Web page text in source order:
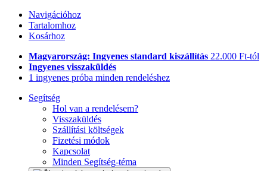
Navigációhoz
Tartalomhoz
Kosárhoz
Magyarország: Ingyenes standard kiszállítás 22.000 Ft-tól
Ingyenes visszaküldés
1 ingyenes próba minden rendeléshez
Segítség
Hol van a rendelésem?
Visszaküldés
Szállítási költségek
Fizetési módok
Kapcsolat
Minden Segítség-téma